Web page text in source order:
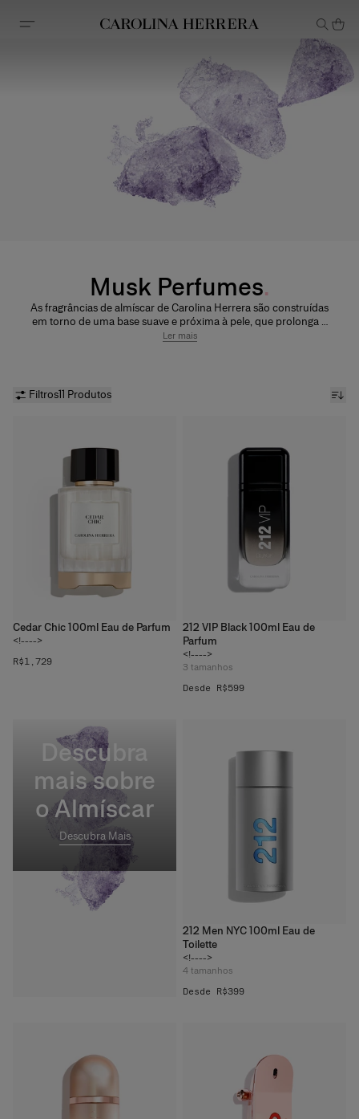
Declaração de acessibilidade
Musk Perfumes
As fragrâncias de almíscar de Carolina Herrera são construídas
em torno de uma base suave e próxima à pele, que prolonga a
duração e suaviza a secagem. Dependendo da fórmula, o
Fragrâncias de Luxo Femininas
Ler mais
Filtros11 Produtos
Cedar Chic 100ml Eau de Parfum
<!---->
R$1,729
212 VIP Black 100ml Eau de
Parfum
<!---->
3 tamanhos
Desde R$599
212 Men NYC 100ml Eau de
Toilette
<!---->
4 tamanhos
Desde R$399
Descubra
mais sobre
o Almíscar
Descubra Mais